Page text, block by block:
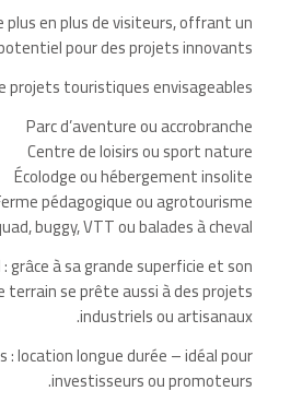
en plus de visiteurs, offrant un
pour des projets innovants.
projets touristiques envisageables :
Parc d’aventure ou accrobranche
Centre de loisirs ou sport nature
Écolodge ou hébergement insolite
pédagogique ou agrotourisme
buggy, VTT ou balades à cheval
à sa grande superficie et son
terrain se prête aussi à des projets
industriels ou artisanaux.
: location longue durée – idéal pour
investisseurs ou promoteurs.